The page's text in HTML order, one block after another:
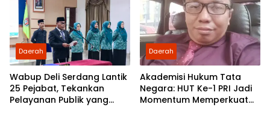
Daerah
Wabup Deli Serdang Lantik
25 Pejabat, Tekankan
Pelayanan Publik yang
Daerah
Akademisi Hukum Tata
Negara: HUT Ke-1 PRI Jadi
Momentum Memperkuat